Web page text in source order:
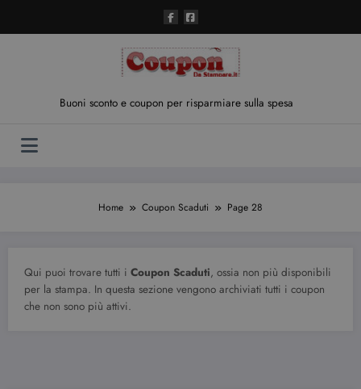
contenuto
Buoni sconto e coupon per risparmiare sulla spesa
Home Coupon Scaduti Page 28
Qui puoi trovare tutti i Coupon Scaduti, ossia non più disponibili
per la stampa. In questa sezione vengono archiviati tutti i coupon
che non sono più attivi.